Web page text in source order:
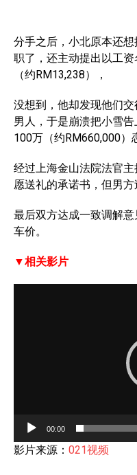
分手之后，小北原本还
职了，还主动提出以工
（约RM13,238），
没想到，他却发现他们
男人，于是崩溃把小雪
100万（约RM660,000）
经过上海金山法院法官
愿送礼的承诺书，但男方
最后双方达成一致调解
车价。
▼相关影片
y
e
00:00
影片来源： 021视频